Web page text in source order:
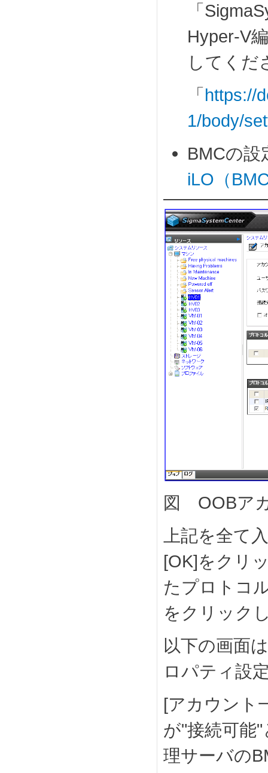
「
Hyper-V
してくだ
「 https://
1/body/
BMCの設
iLO（
図 OOBア
上記を全て
[OK]をクリ
たプロトコ
をクリック
以下の画面
ロパティ設
[アカウント
が"接続可能
理サーバの